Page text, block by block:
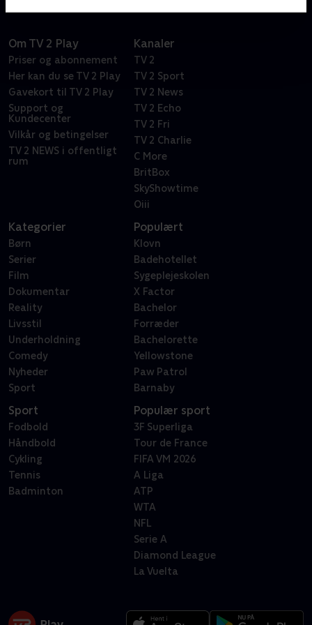
Om TV 2 Play
Priser og abonnement
Her kan du se TV 2 Play
Gavekort til TV 2 Play
Support og
Kundecenter
Vilkår og betingelser
TV 2 NEWS i offentligt
rum
Kanaler
TV 2
TV 2 Sport
TV 2 News
TV 2 Echo
TV 2 Fri
TV 2 Charlie
C More
BritBox
SkyShowtime
Oiii
Kategorier
Børn
Serier
Film
Dokumentar
Reality
Livsstil
Underholdning
Comedy
Nyheder
Sport
Populært
Klovn
Badehotellet
Sygeplejeskolen
X Factor
Bachelor
Forræder
Bachelorette
Yellowstone
Paw Patrol
Barnaby
Sport
Fodbold
Håndbold
Cykling
Tennis
Badminton
Populær sport
3F Superliga
Tour de France
FIFA VM 2026
A Liga
ATP
WTA
NFL
Serie A
Diamond League
La Vuelta